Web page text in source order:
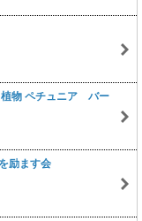
植物 ペチュニア バー
励ます会